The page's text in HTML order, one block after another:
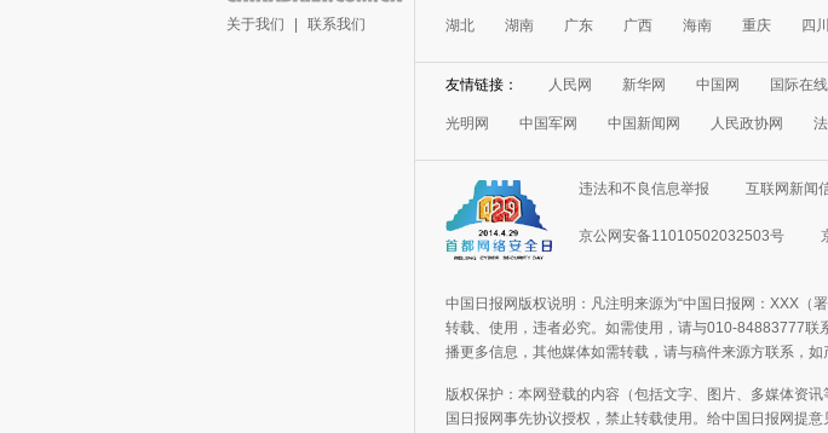
关于我们 联系我们 湖北 湖南 广东 广西 海南 重庆 四川
友情链接： 人民网 新华网 中国网 国际在线
光明网 中国军网 中国新闻网 人民政协网
违法和不良信息举报 互联网新闻
京公网安备11010502032503号
中国日报网版权说明：凡注明来源为“中国日报网：XXX（
转载、使用，违者必究。如需使用，请与010-84883777联
播更多信息，其他媒体如需转载，请与稿件来源方联系，如
版权保护：本网登载的内容（包括文字、图片、多媒体资
国日报网事先协议授权，禁止转载使用。给中国日报网提